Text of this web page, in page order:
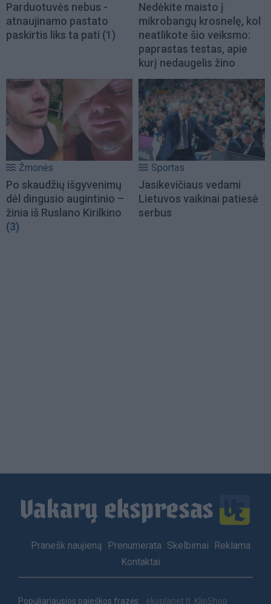
Parduotuvės nebus -
atnaujinamo pastato
paskirtis liks ta pati (1)
Nedėkite maisto į
mikrobangų krosnelę, kol
neatlikote šio veiksmo:
paprastas testas, apie
kurį nedaugelis žino
Žmonės
Po skaudžių išgyvenimų
dėl dingusio augintinio –
žinia iš Ruslano Kirilkino
(3)
Sportas
Jasikevičiaus vedami
Lietuvos vaikinai patiesė
serbus
Footer
Pranešk naujieną Prenumerata Skelbimai
Reklama
Kontaktai
Populiariausios paieškos frazės: ekoplanet.lt KlipShop